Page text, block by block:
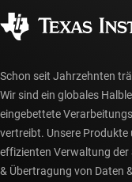
myTI-Konto FAQs
Schon seit Jahrzehnten
Wir sind ein globales
eingebettete
vertreibt. Unsere
effizienten Verwaltung
& Übertragung von Daten